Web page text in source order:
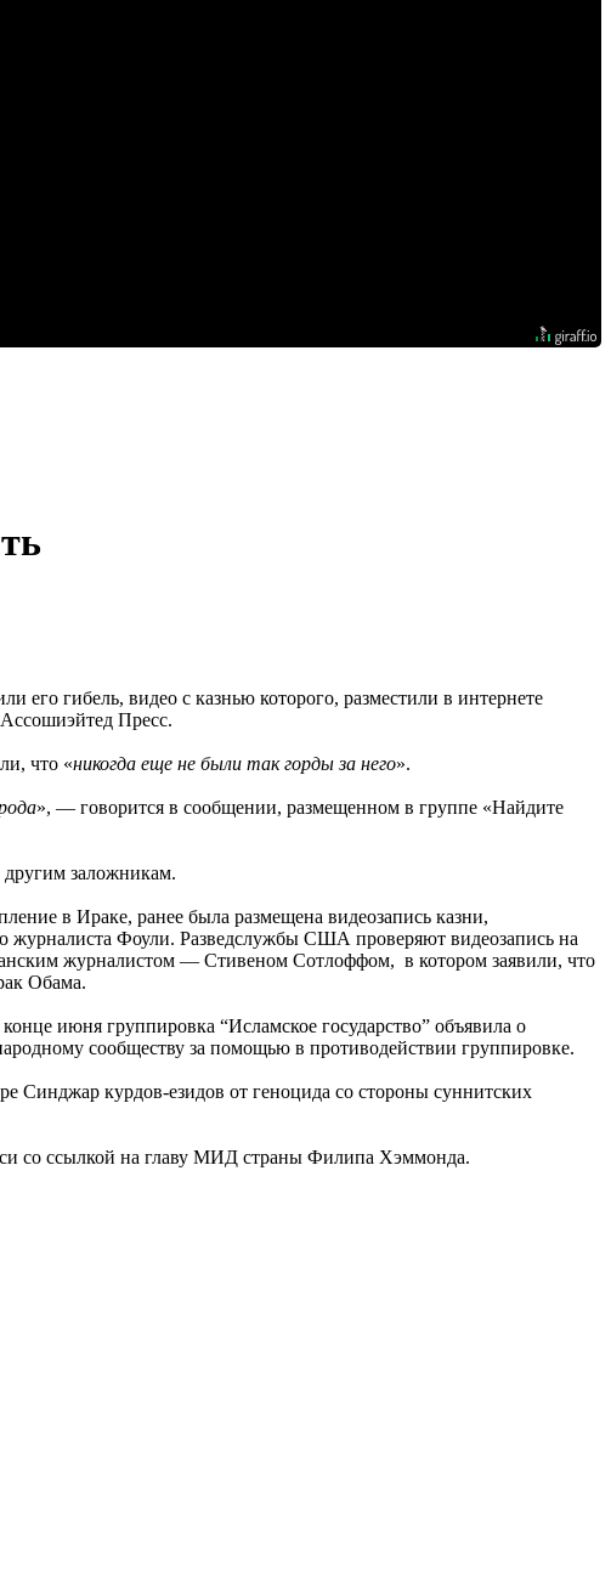
его гибель, видео с казнью которого, разместили в интернете
Ассошиэйтед Пресс.
что «никогда еще не были так горды за него».
», — говорится в сообщении, размещенном в группе «Найдите
заложникам.
в Ираке, ранее была размещена видеозапись казни,
журналиста Фоули. Разведслужбы США проверяют видеозапись на
журналистом — Стивеном Сотлоффом, в котором заявили, что
Обама.
июня группировка “Исламское государство” объявила о
сообществу за помощью в противодействии группировке.
Синджар курдов-езидов от геноцида со стороны суннитских
си со ссылкой на главу МИД страны Филипа Хэммонда.